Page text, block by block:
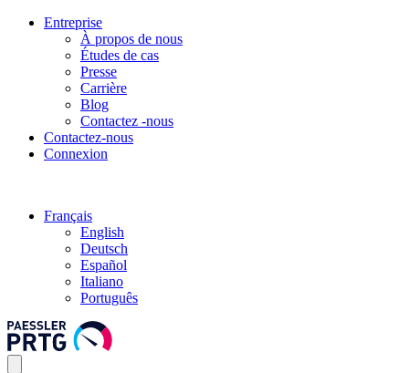
Entreprise
À propos de nous
Études de cas
Presse
Carrière
Blog
Contactez -nous
Contactez-nous
Connexion
Français
English
Deutsch
Español
Italiano
Português